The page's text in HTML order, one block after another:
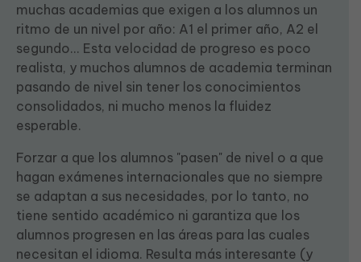
muchas academias que exigen a los alumnos un
ritmo de un nivel por año: A1 el primer año, A2 el
segundo... Esta velocidad de progreso es poco
realista, y muchos alumnos de academia terminan
pasando de nivel sin tener los conocimientos
consolidados, ni mucho menos la fluidez
esperable.
Forzar a que los alumnos "pasen" de nivel o a que
hagan exámenes internacionales que no siempre
se adaptan a sus necesidades, por lo tanto, no
tiene sentido académico ni garantiza que los
alumnos progresen en las áreas para las cuales
necesitan el idioma. Resulta más interesante (y